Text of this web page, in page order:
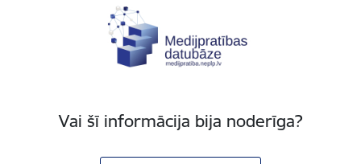
Vai šī informācija bija noderīga?